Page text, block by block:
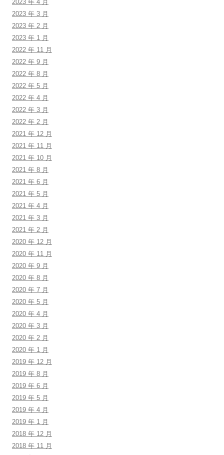
2023 年 4 月
2023 年 3 月
2023 年 2 月
2023 年 1 月
2022 年 11 月
2022 年 9 月
2022 年 8 月
2022 年 5 月
2022 年 4 月
2022 年 3 月
2022 年 2 月
2021 年 12 月
2021 年 11 月
2021 年 10 月
2021 年 8 月
2021 年 6 月
2021 年 5 月
2021 年 4 月
2021 年 3 月
2021 年 2 月
2020 年 12 月
2020 年 11 月
2020 年 9 月
2020 年 8 月
2020 年 7 月
2020 年 5 月
2020 年 4 月
2020 年 3 月
2020 年 2 月
2020 年 1 月
2019 年 12 月
2019 年 8 月
2019 年 6 月
2019 年 5 月
2019 年 4 月
2019 年 1 月
2018 年 12 月
2018 年 11 月